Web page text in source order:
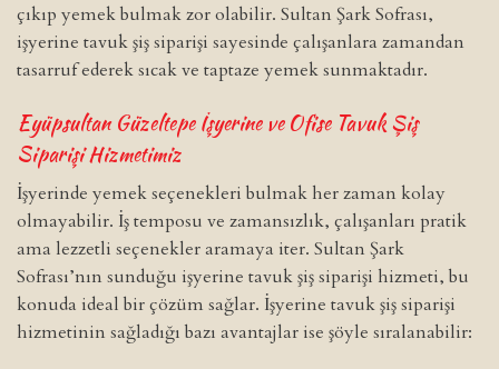
çıkıp yemek bulmak zor olabilir. Sultan Şark Sofrası,
işyerine tavuk şiş siparişi sayesinde çalışanlara zamandan
tasarruf ederek sıcak ve taptaze yemek sunmaktadır.
Eyüpsultan Güzeltepe İşyerine ve Ofise Tavuk Şiş
Siparişi Hizmetimiz
İşyerinde yemek seçenekleri bulmak her zaman kolay
olmayabilir. İş temposu ve zamansızlık, çalışanları pratik
ama lezzetli seçenekler aramaya iter. Sultan Şark
Sofrası’nın sunduğu işyerine tavuk şiş siparişi hizmeti, bu
konuda ideal bir çözüm sağlar. İşyerine tavuk şiş siparişi
hizmetinin sağladığı bazı avantajlar ise şöyle sıralanabilir: